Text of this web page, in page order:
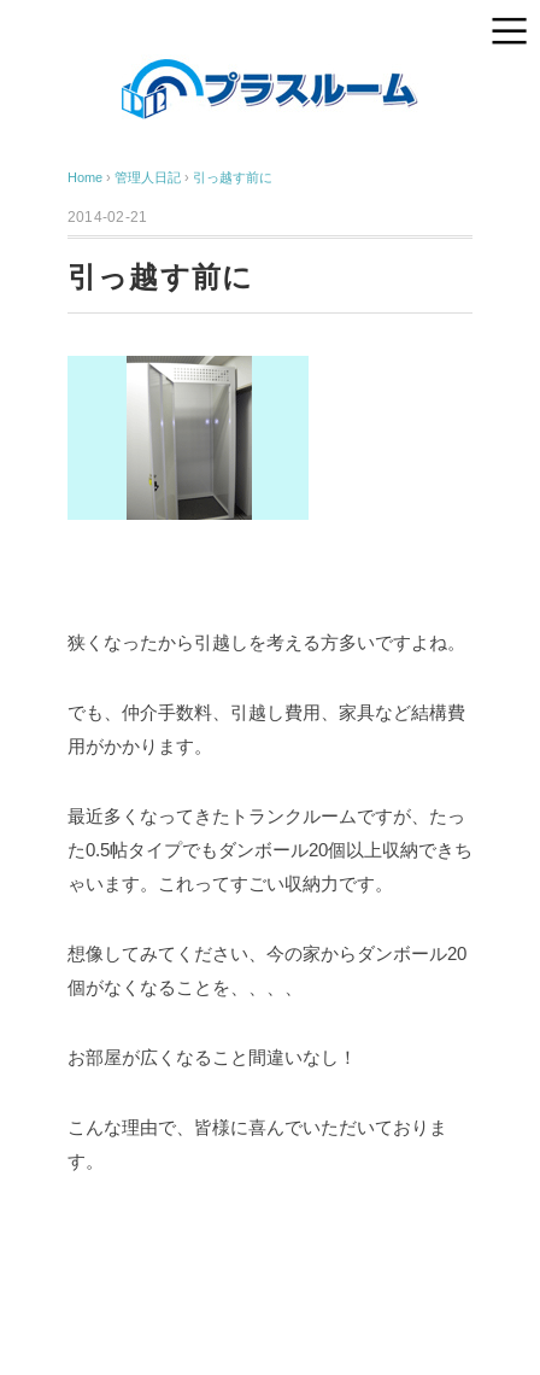
Home › 管理人日記 › 引っ越す前に
2014-02-21
引っ越す前に
狭くなったから引越しを考える方多いですよね。
でも、仲介手数料、引越し費用、家具など結構費
用がかかります。
最近多くなってきたトランクルームですが、たっ
た0.5帖タイプでもダンボール20個以上収納できち
ゃいます。これってすごい収納力です。
想像してみてください、今の家からダンボール20
個がなくなることを、、、、
お部屋が広くなること間違いなし！
こんな理由で、皆様に喜んでいただいておりま
す。